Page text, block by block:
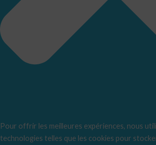
Pour offrir les meilleures expériences, nous
technologies telles que les cookies pour